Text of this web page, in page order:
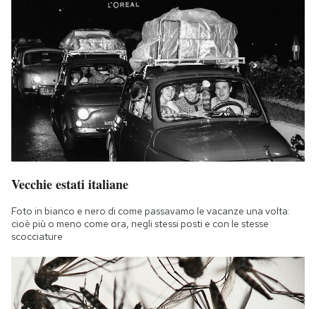
Vecchie estati italiane
Foto in bianco e nero di come passavamo le vacanze una volta:
cioè più o meno come ora, negli stessi posti e con le stesse
scocciature